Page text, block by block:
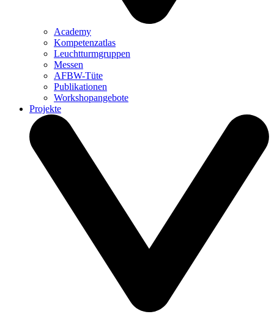
Academy
Kompetenzatlas
Leuchtturm­gruppen
Messen
AFBW-Tüte
Publikationen
Workshopangebote
Projekte